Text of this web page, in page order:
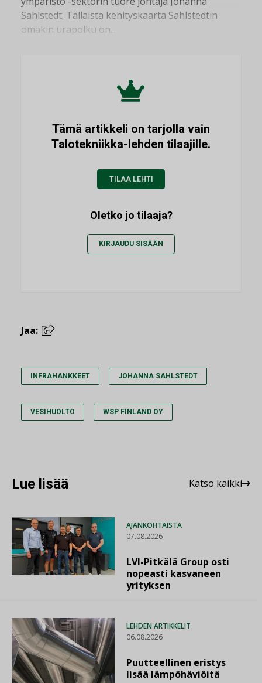
Sahlstedt. Tällaista kehityskaarta Sahlstedtin
omakin urapolku on...
Tämä artikkeli on tarjolla vain
Talotekniikka-lehden tilaajille.
TILAA LEHTI
Oletko jo tilaaja?
KIRJAUDU SISÄÄN
Jaa:
INFRAHANKKEET JOHANNA SAHLSTEDT
VESIHUOLTO WSP FINLAND OY
Lue lisää Katso kaikki
AJANKOHTAISTA
07.08.2026
LVI-Pitkälä Group osti
nopeasti kasvaneen
yrityksen
LEHDEN ARTIKKELIT
06.08.2026
Puutteellinen eristys
lisää lämpöhäviöitä